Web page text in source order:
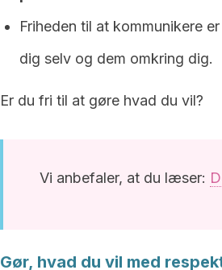
Friheden til at kommunikere
dig selv og dem omkring dig.
Er du fri til at gøre hvad du vil?
Vi anbefaler, at du læser:
Gør, hvad du vil med